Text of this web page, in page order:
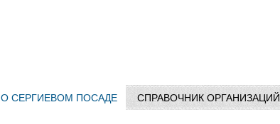
О СЕРГИЕВОМ ПОСАДЕ СПРАВОЧНИК ОРГАНИЗАЦИЙ